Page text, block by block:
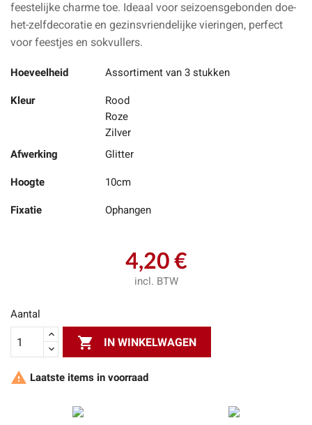
feestelijke charme toe. Ideaal voor seizoensgebonden doe-
het-zelfdecoratie en gezinsvriendelijke vieringen, perfect
voor feestjes en sokvullers.
Hoeveelheid Assortiment van 3 stukken
Kleur
Rood
Roze
Zilver
Afwerking
Glitter
Hoogte 10cm
Fixatie Ophangen
4,20 €
incl. BTW
Aantal
 IN WINKELWAGEN
 Laatste items in voorraad